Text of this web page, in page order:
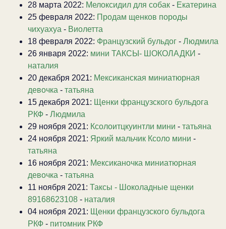
28 марта 2022: Мелоксидил для собак - Екатерина
25 февраля 2022: Продам щенков породы
чихуахуа - Виолетта
18 февраля 2022: Французский бульдог - Людмила
26 января 2022: мини ТАКСЫ- ШОКОЛАДКИ -
наталия
20 декабря 2021: Мексиканская миниатюрная
девочка - татьяна
15 декабря 2021: Щенки французского бульдога
РКФ - Людмила
29 ноября 2021: Ксолоитцкуинтли мини - татьяна
24 ноября 2021: Яркий мальчик Ксоло мини -
татьяна
16 ноября 2021: Мексиканочка миниатюрная
девочка - татьяна
11 ноября 2021: Таксы - Шоколадные щенки
89168623108 - наталия
04 ноября 2021: Щенки французского бульдога
РКФ - питомник РКФ